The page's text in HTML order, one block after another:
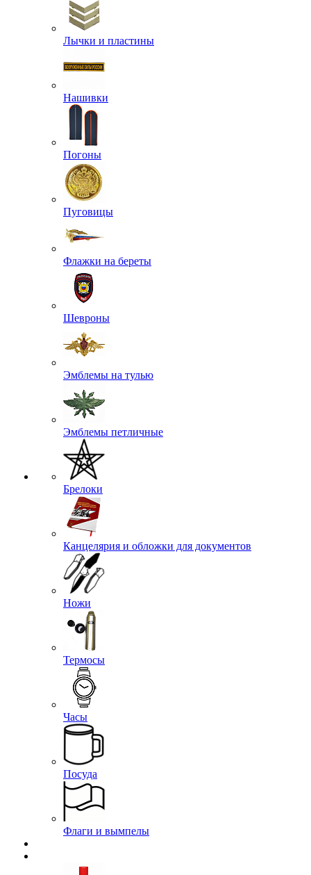
Лычки и пластины
Нашивки
Погоны
Пуговицы
Флажки на береты
Шевроны
Эмблемы на тулью
Эмблемы петличные
Брелоки
Канцелярия и обложки для документов
Ножи
Термосы
Часы
Посуда
Флаги и вымпелы